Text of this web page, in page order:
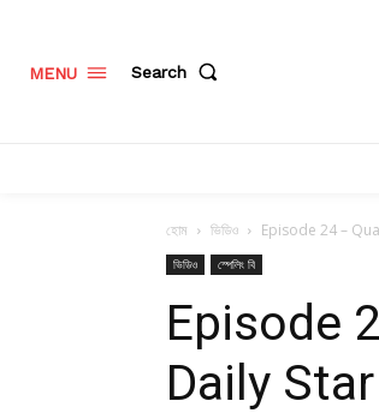
MENU Search
হোম ভিডিও Episode 24 –
ভিডিও স্পেলিং বি
Episode
Daily